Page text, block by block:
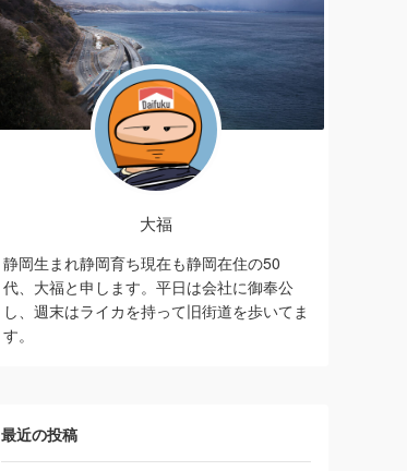
大福
静岡生まれ静岡育ち現在も静岡在住の50
代、大福と申します。平日は会社に御奉公
し、週末はライカを持って旧街道を歩いてま
す。
最近の投稿